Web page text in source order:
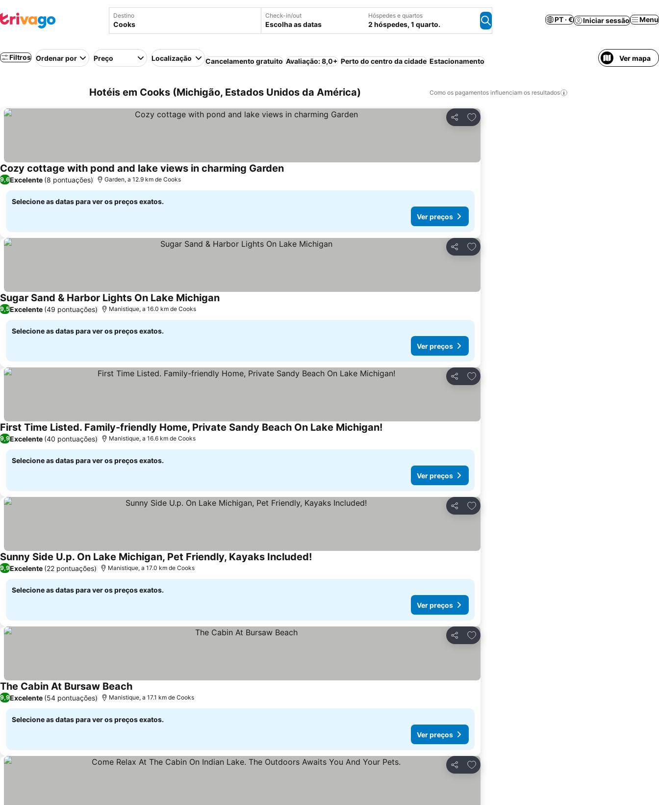
Destino Check-in/out
Escolha as datas
Hóspedes e quartos
2 hóspedes, 1 quarto.
PT · € Iniciar sessão Menu
Filtros Ordenar por Preço Localização Cancelamento gratuito Avaliação: 8,0+ Perto do centro da cidade Estacionamento Ver mapa
Hotéis em Cooks (Michigão, Estados Unidos da América) Como os pagamentos influenciam os resultados
Partilhar
Adicionar aos favoritos
Cozy cottage with pond and lake views in charming GardenVer preços
9,6Excelente (8 pontuações) Garden, a 12.9 km de Cooks
Selecione as datas para ver os preços exatos.
Ver preços
Partilhar
Adicionar aos favoritos
Sugar Sand & Harbor Lights On Lake MichiganVer preços
9,5Excelente (49 pontuações) Manistique, a 16.0 km de Cooks
Selecione as datas para ver os preços exatos.
Ver preços
Partilhar
Adicionar aos favoritos
First Time Listed. Family-friendly Home, Private Sandy Beach On Lake Michigan!
9,9Excelente (40 pontuações) Manistique, a 16.6 km de Cooks
Selecione as datas para ver os preços exatos.
Ver preços
Partilhar
Adicionar aos favoritos
Sunny Side U.p. On Lake Michigan, Pet Friendly, Kayaks Included!
9,9Excelente (22 pontuações) Manistique, a 17.0 km de Cooks
Selecione as datas para ver os preços exatos.
Ver preços
Partilhar
Adicionar aos favoritos
The Cabin At Bursaw BeachVer preços
9,9Excelente (54 pontuações) Manistique, a 17.1 km de Cooks
Selecione as datas para ver os preços exatos.
Ver preços
Partilhar
Adicionar aos favoritos